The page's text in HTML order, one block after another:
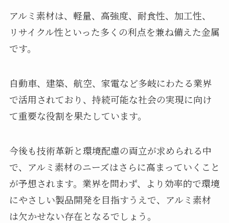
アルミ素材は、軽量、高強度、耐食性、加工性、
リサイクル性といった多くの利点を兼ね備えた金属
です。
自動車、建築、航空、家電など多岐にわたる業界
で活用されており、持続可能な社会の実現に向け
て重要な役割を果たしています。
今後も技術革新と環境配慮の両立が求められる中
で、アルミ素材のニーズはさらに高まっていくこと
が予想されます。業界を問わず、より効率的で環境
にやさしい製品開発を目指すうえで、アルミ素材
は欠かせない存在となるでしょう。